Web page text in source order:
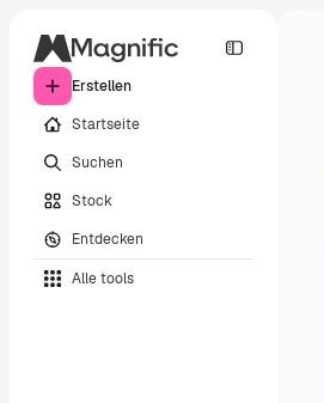
Erstellen
Startseite
Suchen
Stock
Entdecken
Alle tools